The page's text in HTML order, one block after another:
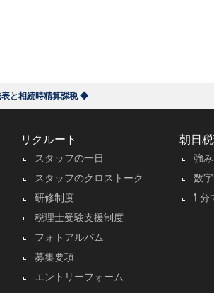
と相続時精算課税 ◆
リクルート
スタッフの一日
スタッフのクロストーク
研修制度
税理士受験支援制度
フォトアルバム
募集要項
エントリーフォーム
朝日
強
数
1 分